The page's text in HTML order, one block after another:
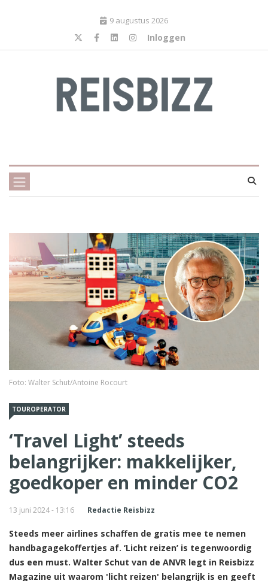
9 augustus 2026
Inloggen
Foto: Walter Schut/Antoine Rocourt
TOUROPERATOR
‘Travel Light’ steeds
belangrijker: makkelijker,
goedkoper en minder CO2
13 juni 2024 - 13:16 Redactie Reisbizz
Steeds meer airlines schaffen de gratis mee te nemen
handbagagekoffertjes af. ‘Licht reizen’ is tegenwoordig
dus een must. Walter Schut van de ANVR legt in Reisbizz
Magazine uit waarom 'licht reizen' belangrijk is en geeft